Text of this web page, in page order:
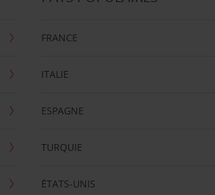
FRANCE
ITALIE
ESPAGNE
TURQUIE
ÉTATS-UNIS